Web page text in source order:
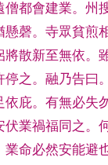
僧都會建業。州
懸磬。寺眾貧煎
將散新至無依。
停之。融乃告曰
依庇。有無必失
伏業禍福同之。
業命必然安能避